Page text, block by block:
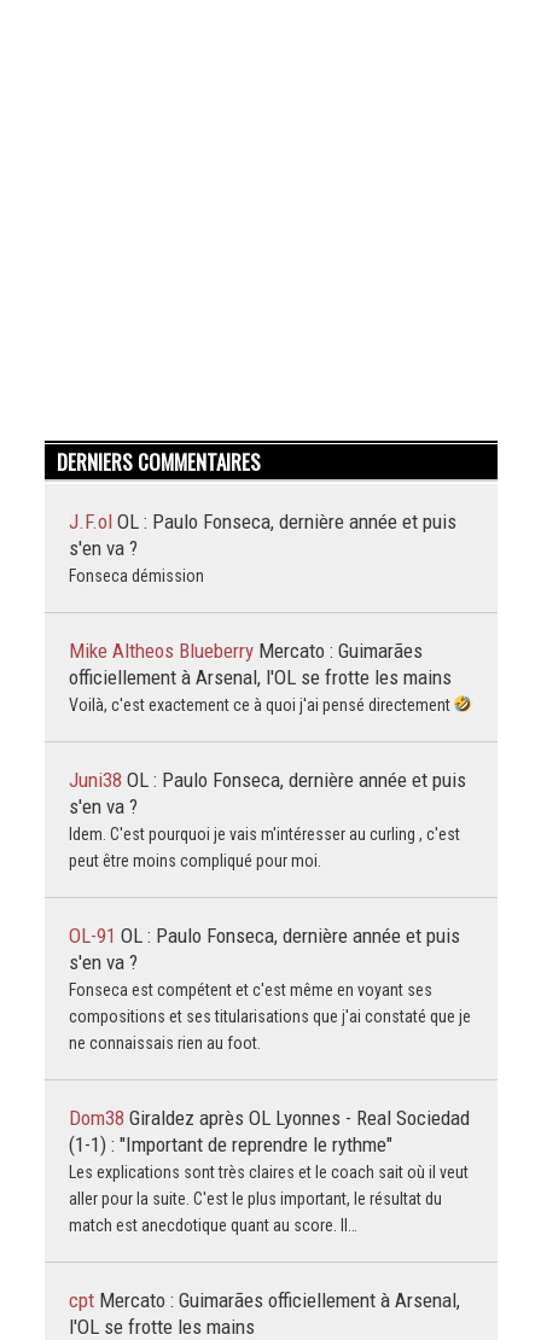
DERNIERS COMMENTAIRES
J.F.ol OL : Paulo Fonseca, dernière année et puis
s'en va ?
Fonseca démission
Mike Altheos Blueberry Mercato : Guimarães
officiellement à Arsenal, l'OL se frotte les mains
Voilà, c'est exactement ce à quoi j'ai pensé directement
Juni38 OL : Paulo Fonseca, dernière année et puis
s'en va ?
Idem. C'est pourquoi je vais m'intéresser au curling , c'est
peut être moins compliqué pour moi.
OL-91 OL : Paulo Fonseca, dernière année et puis
s'en va ?
Fonseca est compétent et c'est même en voyant ses
compositions et ses titularisations que j'ai constaté que je
ne connaissais rien au foot.
Dom38 Giraldez après OL Lyonnes - Real Sociedad
(1-1) : "Important de reprendre le rythme"
Les explications sont très claires et le coach sait où il veut
aller pour la suite. C'est le plus important, le résultat du
match est anecdotique quant au score. Il…
cpt Mercato : Guimarães officiellement à Arsenal,
l'OL se frotte les mains